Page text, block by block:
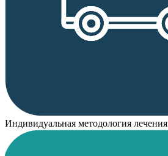
Индивидуальная методология лечения